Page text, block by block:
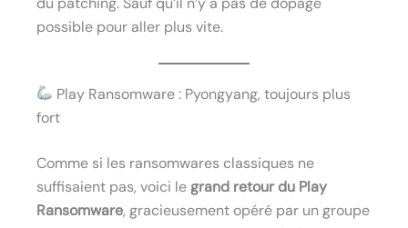
possible pour aller plus vite.
Play Ransomware : Pyongyang, toujours plus
fort
Comme si les ransomwares classiques ne
suffisaient pas, voici le grand retour du Play
Ransomware, gracieusement opéré par un groupe